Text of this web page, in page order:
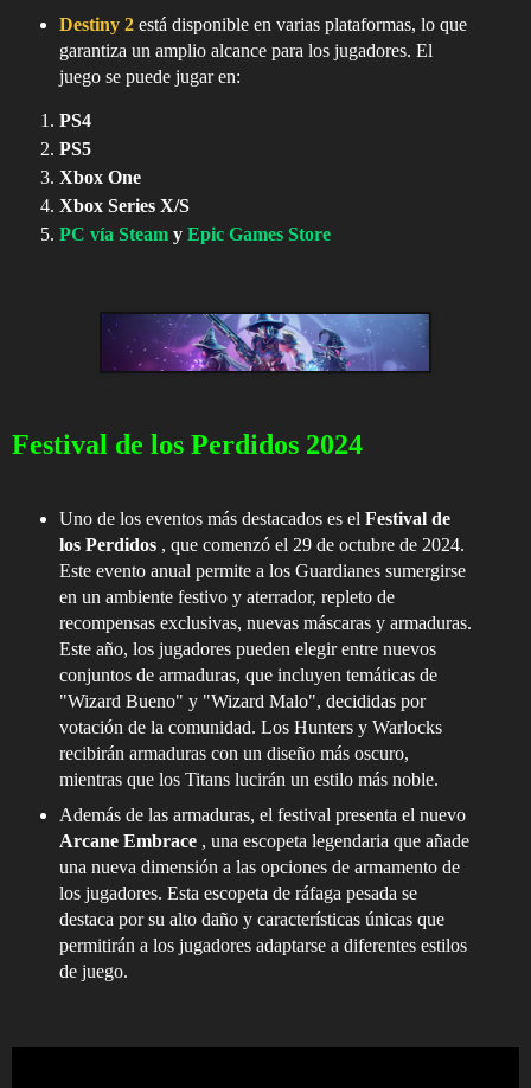
Destiny 2está disponible en varias plataformas, lo que
garantiza un amplio alcance para los jugadores. El
juego se puede jugar en:
PS4
PS5
Xbox One
Xbox Series X/S
PC vía Steam y Epic Games Store
Festival de los Perdidos 2024
Uno de los eventos más destacados es el Festival de
los Perdidos, que comenzó el 29 de octubre de 2024.
Este evento anual permite a los Guardianes sumergirse
en un ambiente festivo y aterrador, repleto de
recompensas exclusivas, nuevas máscaras y armaduras.
Este año, los jugadores pueden elegir entre nuevos
conjuntos de armaduras, que incluyen temáticas de
"Wizard Bueno" y "Wizard Malo", decididas por
votación de la comunidad. Los Hunters y Warlocks
recibirán armaduras con un diseño más oscuro,
mientras que los Titans lucirán un estilo más noble.
Además de las armaduras, el festival presenta el nuevo
Arcane Embrace, una escopeta legendaria que añade
una nueva dimensión a las opciones de armamento de
los jugadores. Esta escopeta de ráfaga pesada se
destaca por su alto daño y características únicas que
permitirán a los jugadores adaptarse a diferentes estilos
de juego.